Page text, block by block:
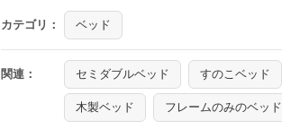
カテゴリ： ベッド
関連： セミダブルベッド すのこベッド
木製ベッド フレームのみのベッド